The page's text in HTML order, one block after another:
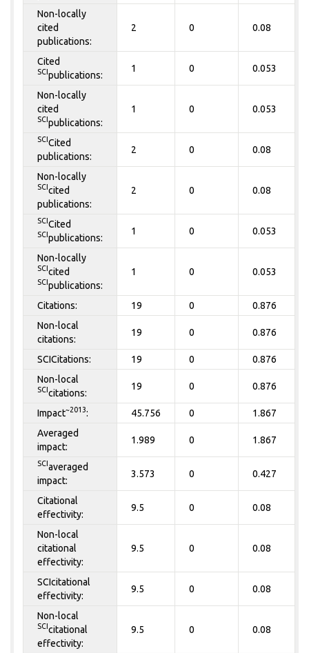
Non-locally
cited
publications:
2 0 0.08
Cited
SCI publications:
1 0 0.053
Non-locally
cited
SCI publications:
1 0 0.053
SCI Cited
publications:
2 0 0.08
Non-locally
SCI cited
publications:
2 0 0.08
SCI Cited
SCI publications:
1 0 0.053
Non-locally
SCI cited
SCI publications:
1 0 0.053
Citations: 19 0 0.876
Non-local
citations:
19 0 0.876
SCICitations: 19 0 0.876
Non-local
SCI citations:
19 0 0.876
Impact~2013: 45.756 0 1.867
Averaged
impact:
1.989 0 1.867
SCI averaged
impact:
3.573 0 0.427
Citational
effectivity:
9.5 0 0.08
Non-local
citational
effectivity:
9.5 0 0.08
SCIcitational
effectivity:
9.5 0 0.08
Non-local
SCI citational
effectivity:
9.5 0 0.08